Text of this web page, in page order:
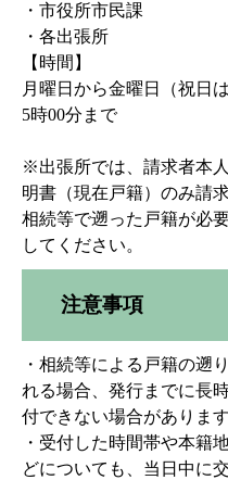
・市役所市民課
・各出張所
【時間】
月曜日から金曜日（祝日
5時00分まで
※出張所では、請求者本
明書（現在戸籍）のみ請
相続等で遡った戸籍が必
してください。
注意事項
・相続等による戸籍の遡
れる場合、発行までに長
付できない場合がありま
・受付した時間帯や本籍
どについても、当日中に